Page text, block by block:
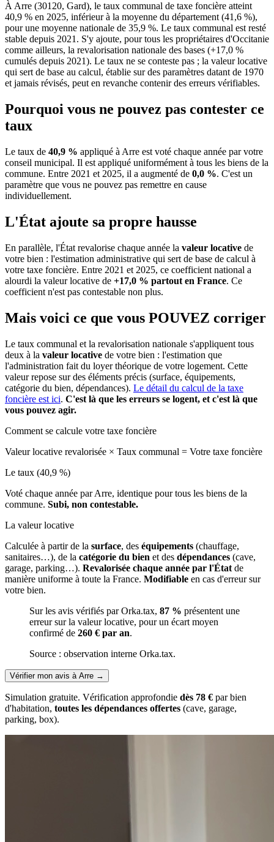
À Arre (30120, Gard), le taux communal de taxe foncière atteint
40,9 % en 2025, inférieur à la moyenne du département (41,6 %),
pour une moyenne nationale de 35,9 %. Le taux communal est resté
stable depuis 2021. S'y ajoute, pour tous les propriétaires d'Occitanie
comme ailleurs, la revalorisation nationale des bases (+17,0 %
cumulés depuis 2021). Le taux ne se conteste pas ; la valeur locative
qui sert de base au calcul, établie sur des paramètres datant de 1970
et jamais révisés, peut en revanche contenir des erreurs vérifiables.
Pourquoi vous ne pouvez pas contester ce
taux
Le taux de 40,9 % appliqué à Arre est voté chaque année par votre
conseil municipal. Il est appliqué uniformément à tous les biens de la
commune. Entre 2021 et 2025, il a augmenté de 0,0 %. C'est un
paramètre que vous ne pouvez pas remettre en cause
individuellement.
L'État ajoute sa propre hausse
En parallèle, l'État revalorise chaque année la valeur locative de
votre bien : l'estimation administrative qui sert de base de calcul à
votre taxe foncière. Entre 2021 et 2025, ce coefficient national a
alourdi la valeur locative de +17,0 % partout en France. Ce
coefficient n'est pas contestable non plus.
Mais voici ce que vous POUVEZ corriger
Le taux communal et la revalorisation nationale s'appliquent tous
deux à la valeur locative de votre bien : l'estimation que
l'administration fait du loyer théorique de votre logement. Cette
valeur repose sur des éléments précis (surface, équipements,
catégorie du bien, dépendances). Le détail du calcul de la taxe
foncière est ici. C'est là que les erreurs se logent, et c'est là que
vous pouvez agir.
Comment se calcule votre taxe foncière
Valeur locative revalorisée × Taux communal = Votre taxe foncière
Le taux (40,9 %)
Voté chaque année par Arre, identique pour tous les biens de la
commune. Subi, non contestable.
La valeur locative
Calculée à partir de la surface, des équipements (chauffage,
sanitaires…), de la catégorie du bien et des dépendances (cave,
garage, parking…). Revalorisée chaque année par l'État de
manière uniforme à toute la France. Modifiable en cas d'erreur sur
votre bien.
Sur les avis vérifiés par Orka.tax, 87 % présentent une
erreur sur la valeur locative, pour un écart moyen
confirmé de 260 € par an.
Source : observation interne Orka.tax.
Vérifier mon avis à Arre →
Simulation gratuite. Vérification approfondie dès 78 € par bien
d'habitation, toutes les dépendances offertes (cave, garage,
parking, box).